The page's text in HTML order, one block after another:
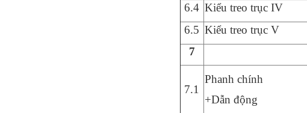
6.4 Kiểu treo trục IV
6.5 Kiểu treo trục V
7
7.1
Phanh chính
+Dẫn động